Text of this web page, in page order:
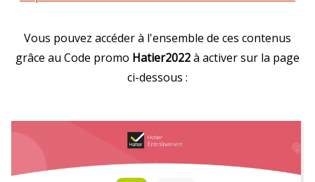
Vous pouvez accéder à l'ensemble de ces contenus
grâce au Code promo Hatier2022à activer sur la page
ci-dessous :